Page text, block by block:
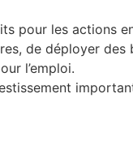
pour les actions
de déployer des
l’emploi.